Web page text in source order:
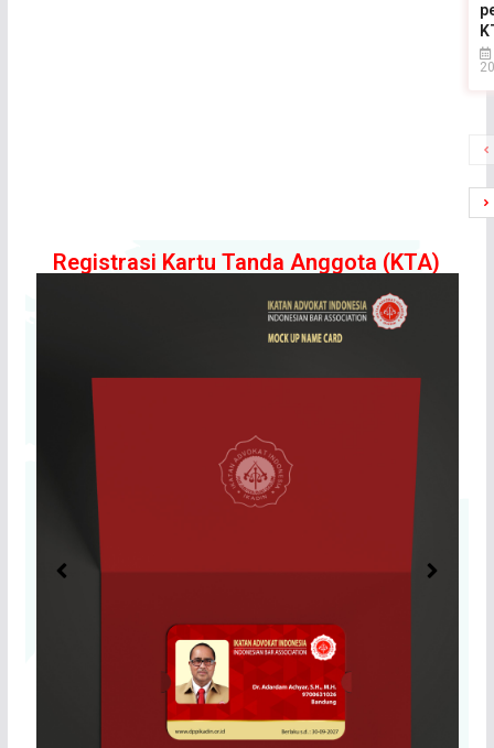
Registrasi Kartu Tanda Anggota (KTA)
Registrasi
Video